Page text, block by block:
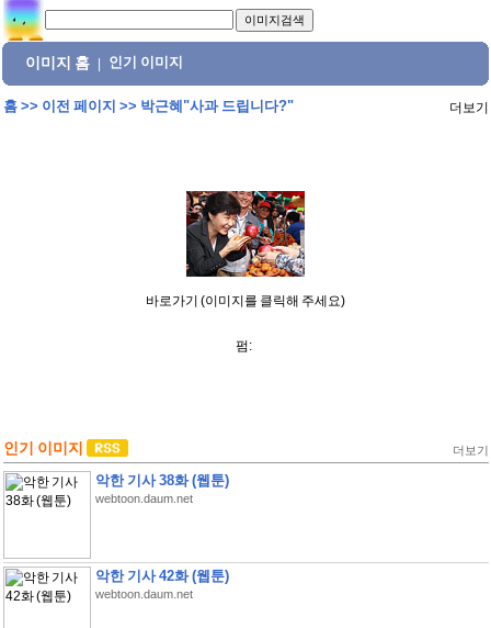
이미지 홈 인기 이미지
홈>> 이전 페이지 >> 박근혜"사과 드립니다?" 더보기
바로가기 (이미지를 클릭해 주세요)
펌:
인기 이미지 더보기
악한 기사 38화 (웹툰)
webtoon.daum.net
악한 기사 42화 (웹툰)
webtoon.daum.net